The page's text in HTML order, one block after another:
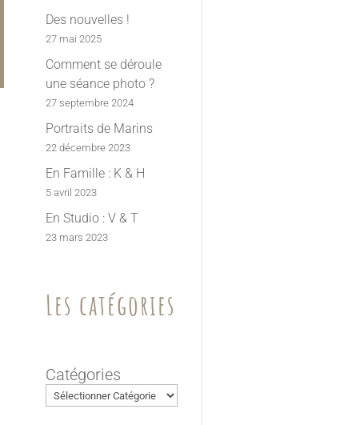
Des nouvelles !
27 mai 2025
Comment se déroule
une séance photo ?
27 septembre 2024
Portraits de Marins
22 décembre 2023
En Famille : K & H
5 avril 2023
En Studio : V & T
23 mars 2023
Les catégories
Catégories